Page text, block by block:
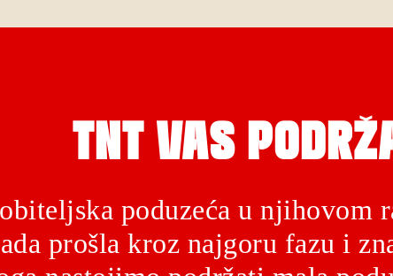
TNT VAS
poduzeća u njihovom
prošla kroz najgoru fazu i